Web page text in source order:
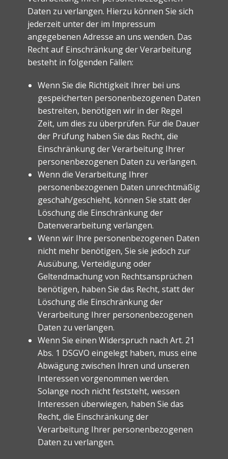
Daten zu verlangen. Hierzu können Sie sich
jederzeit unter der im Impressum
angegebenen Adresse an uns wenden. Das
Recht auf Einschränkung der Verarbeitung
besteht in folgenden Fällen:
Wenn Sie die Richtigkeit Ihrer bei uns
gespeicherten personenbezogenen Daten
bestreiten, benötigen wir in der Regel
Zeit, um dies zu überprüfen. Für die Dauer
der Prüfung haben Sie das Recht, die
Einschränkung der Verarbeitung Ihrer
personenbezogenen Daten zu verlangen.
Wenn die Verarbeitung Ihrer
personenbezogenen Daten unrechtmäßig
geschah/geschieht, können Sie statt der
Löschung die Einschränkung der
Datenverarbeitung verlangen.
Wenn wir Ihre personenbezogenen Daten
nicht mehr benötigen, Sie sie jedoch zur
Ausübung, Verteidigung oder
Geltendmachung von Rechtsansprüchen
benötigen, haben Sie das Recht, statt der
Löschung die Einschränkung der
Verarbeitung Ihrer personenbezogenen
Daten zu verlangen.
Wenn Sie einen Widerspruch nach Art. 21
Abs. 1 DSGVO eingelegt haben, muss eine
Abwägung zwischen Ihren und unseren
Interessen vorgenommen werden.
Solange noch nicht feststeht, wessen
Interessen überwiegen, haben Sie das
Recht, die Einschränkung der
Verarbeitung Ihrer personenbezogenen
Daten zu verlangen.